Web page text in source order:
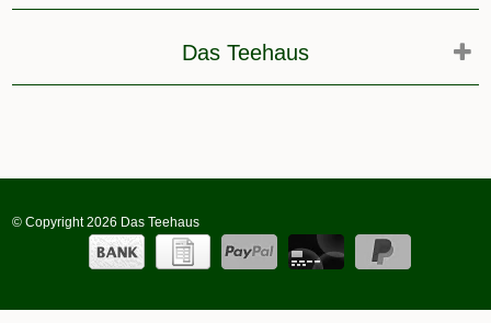
Das Teehaus
© Copyright 2026 Das Teehaus